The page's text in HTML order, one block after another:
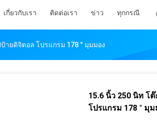
เกี่ยวกับเรา ติดต่อเรา ข่าว ทุกกรณี
ยดิจิตอล โปรแกรม 178 ° มุมมอง
15.6 นิ้ว 250 นิท โ
โปรแกรม 178 ° มุ